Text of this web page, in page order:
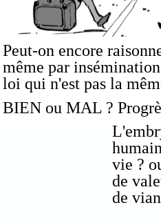
Peut-on encore
même par
loi qui n'est pas la
BIEN ou MAL ?
vie ?
de
de